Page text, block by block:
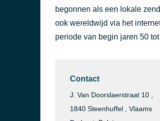
begonnen als een lokale
ook wereldwijd via het
periode van begin jaren 50
Contact
J. Van Doorslaerstraat 10 ,
1840 Steenhuffel , Vlaams